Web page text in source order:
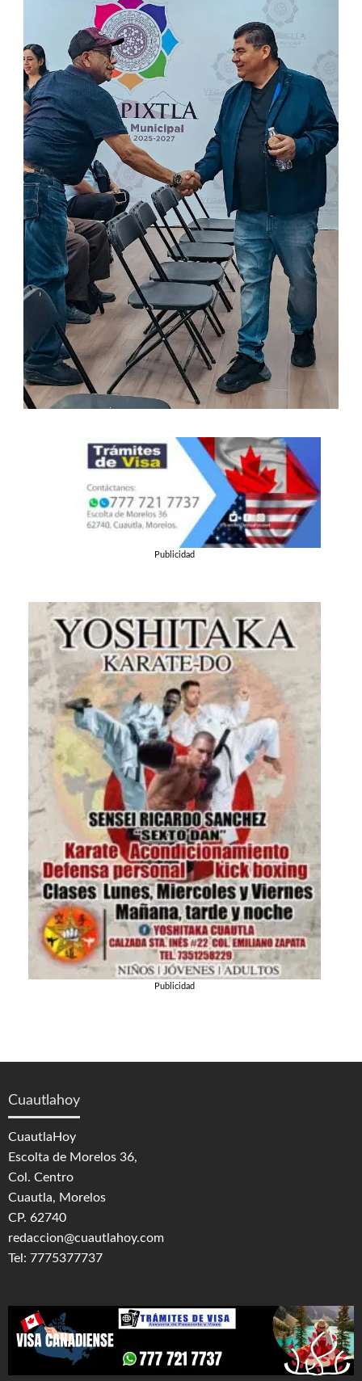
Publicidad
Publicidad
Cuautlahoy
CuautlaHoy
Escolta de Morelos 36,
Col. Centro
Cuautla, Morelos
CP. 62740
redaccion@cuautlahoy.com
Tel: 7775377737